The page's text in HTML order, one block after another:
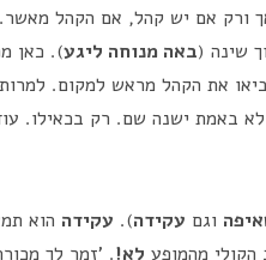
ורק אם יש קהל, אם הקהל
שינה (באה מנוחה ליגע). כאן
את הקהל מראש למקום.
באמת ישנה שם. רק בכאילו.
וגם עקידה). עקידה הוא
מהמופע לא!. 'זמר לך